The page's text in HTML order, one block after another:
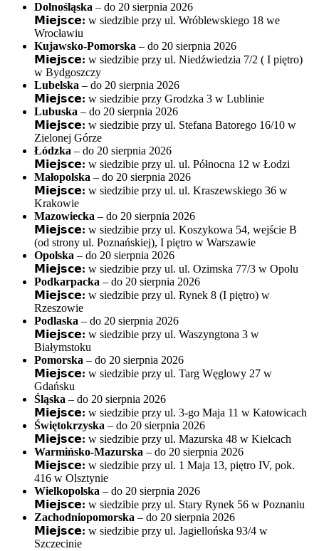
Dolnośląska – do 20 sierpnia 2026
𝗠𝗶𝗲𝗷𝘀𝗰𝗲: w siedzibie przy ul. Wróblewskiego 18 we
Wrocławiu
Kujawsko-Pomorska – do 20 sierpnia 2026
𝗠𝗶𝗲𝗷𝘀𝗰𝗲: w siedzibie przy ul. Niedźwiedzia 7/2 ( I piętro)
w Bydgoszczy
Lubelska – do 20 sierpnia 2026
𝗠𝗶𝗲𝗷𝘀𝗰𝗲: w siedzibie przy Grodzka 3 w Lublinie
Lubuska – do 20 sierpnia 2026
𝗠𝗶𝗲𝗷𝘀𝗰𝗲: w siedzibie przy ul. Stefana Batorego 16/10 w
Zielonej Górze
Łódzka – do 20 sierpnia 2026
𝗠𝗶𝗲𝗷𝘀𝗰𝗲: w siedzibie przy ul. ul. Północna 12 w Łodzi
Małopolska – do 20 sierpnia 2026
𝗠𝗶𝗲𝗷𝘀𝗰𝗲: w siedzibie przy ul. ul. Kraszewskiego 36 w
Krakowie
Mazowiecka – do 20 sierpnia 2026
𝗠𝗶𝗲𝗷𝘀𝗰𝗲: w siedzibie przy ul. Koszykowa 54, wejście B
(od strony ul. Poznańskiej), I piętro w Warszawie
Opolska – do 20 sierpnia 2026
𝗠𝗶𝗲𝗷𝘀𝗰𝗲: w siedzibie przy ul. ul. Ozimska 77/3 w Opolu
Podkarpacka – do 20 sierpnia 2026
𝗠𝗶𝗲𝗷𝘀𝗰𝗲: w siedzibie przy ul. Rynek 8 (I piętro) w
Rzeszowie
Podlaska – do 20 sierpnia 2026
𝗠𝗶𝗲𝗷𝘀𝗰𝗲: w siedzibie przy ul. Waszyngtona 3 w
Białymstoku
Pomorska – do 20 sierpnia 2026
𝗠𝗶𝗲𝗷𝘀𝗰𝗲: w siedzibie przy ul. Targ Węglowy 27 w
Gdańsku
Śląska – do 20 sierpnia 2026
𝗠𝗶𝗲𝗷𝘀𝗰𝗲: w siedzibie przy ul. 3-go Maja 11 w Katowicach
Świętokrzyska – do 20 sierpnia 2026
𝗠𝗶𝗲𝗷𝘀𝗰𝗲: w siedzibie przy ul. Mazurska 48 w Kielcach
Warmińsko-Mazurska – do 20 sierpnia 2026
𝗠𝗶𝗲𝗷𝘀𝗰𝗲: w siedzibie przy ul. 1 Maja 13, piętro IV, pok.
416 w Olsztynie
Wielkopolska – do 20 sierpnia 2026
𝗠𝗶𝗲𝗷𝘀𝗰𝗲: w siedzibie przy ul. Stary Rynek 56 w Poznaniu
Zachodniopomorska – do 20 sierpnia 2026
𝗠𝗶𝗲𝗷𝘀𝗰𝗲: w siedzibie przy ul. Jagiellońska 93/4 w
Szczecinie